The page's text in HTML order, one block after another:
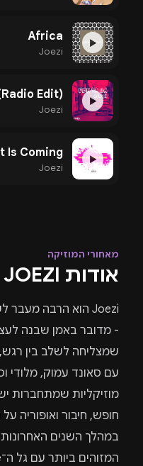
▶
Africa
Joezi
▶
Edit)
Joezi
▶
Is Coming
Joezi
מאחורי המוזיקה
אודות JOEZI
Joezi
- מדובר באמן שבנה
שמצליחה לשלב בין
עם סאונד עמוק, מלודי
מוזיקליות שמתחברות
חופש, חיבור ואופוריה